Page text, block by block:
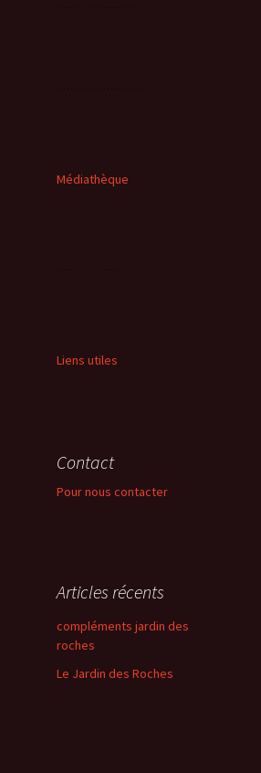
Médiathèque
Liens utiles
Contact
Pour nous contacter
Articles récents
compléments jardin des
roches
Le Jardin des Roches